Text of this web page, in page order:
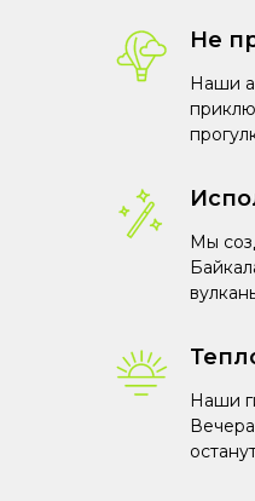
Не
Наши
Мы
Наши